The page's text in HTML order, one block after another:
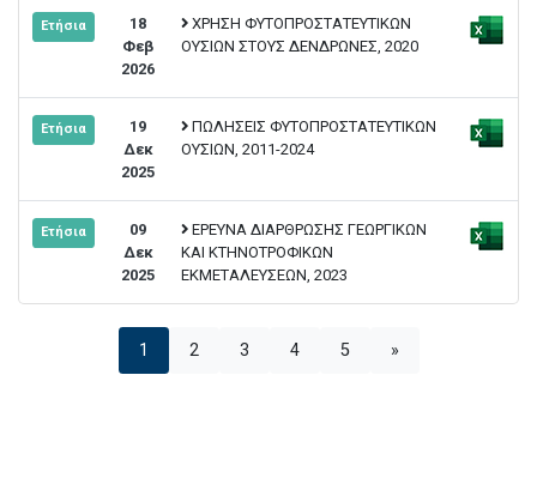
Ετήσια
18
Φεβ
2026
ΧΡΗΣΗ ΦΥΤΟΠΡΟΣΤΑΤΕΥΤΙΚΩΝ
ΟΥΣΙΩΝ ΣΤΟΥΣ ΔΕΝΔΡΩΝΕΣ, 2020
Ετήσια
19
Δεκ
2025
ΠΩΛΗΣΕΙΣ ΦΥΤΟΠΡΟΣΤΑΤΕΥΤΙΚΩΝ
ΟΥΣΙΩΝ, 2011-2024
Ετήσια
09
Δεκ
2025
ΕΡΕΥΝΑ ΔΙΑΡΘΡΩΣΗΣ ΓΕΩΡΓΙΚΩΝ
ΚΑΙ ΚΤΗΝΟΤΡΟΦΙΚΩΝ
ΕΚΜΕΤΑΛΕΥΣΕΩΝ, 2023
1 2 3 4 5 »